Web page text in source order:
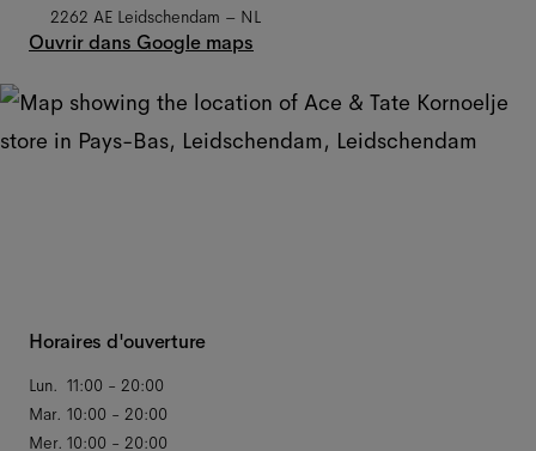
2262 AE Leidschendam – NL
Ouvrir dans Google maps
Horaires d'ouverture
Lun.
Mar.
Mer.
11:00 - 20:00
10:00 - 20:00
10:00 - 20:00